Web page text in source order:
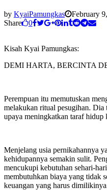
by KyaiPamungkas February
Share
0
Kisah Kyai Pamungkas:
DEMI HARTA, BERCINTA
Perempuan itu memutuskan
melakukan ritual pesugihan.
upaya meningkatkan taraf
Menjelang usia pernikahannya
kehidupannya semakin sulit.
mencukupi kebutuhan sehari-
membutuhkan biaya yang tidak
keuangan yang harus